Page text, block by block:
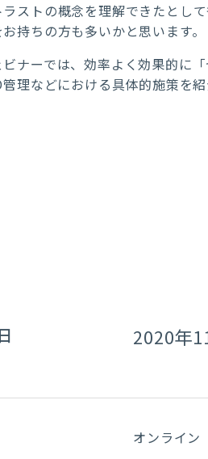
ラストの概念を理解できたとし
持ちの方も多いかと思います。
ナーでは、効率よく効果的に
理などにおける具体的施策を紹
2020年
オンライン